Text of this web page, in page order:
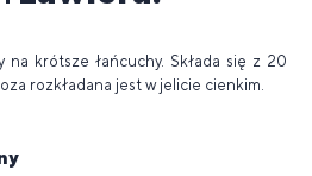
na krótsze łańcuchy. Składa się z 20
rozkładana jest w jelicie cienkim.